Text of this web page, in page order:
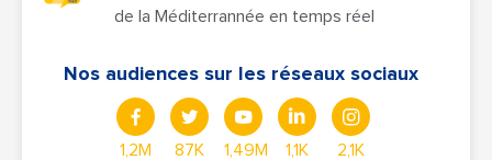
de la Méditerrannée en temps réel
Nos audiences sur les réseaux sociaux
1,2M 87K 1,49M 1,1K 2,1K